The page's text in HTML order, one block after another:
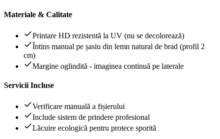
Materiale & Calitate
Printare HD rezistentă la UV (nu se decolorează)
Întins manual pe șasiu din lemn natural de brad (profil 2
cm)
Margine oglindită - imaginea continuă pe laterale
Servicii Incluse
Verificare manuală a fișierului
Include sistem de prindere profesional
Lăcuire ecologică pentru protece sporită